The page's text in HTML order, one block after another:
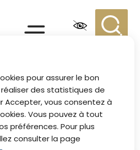
pour assurer le bon
des statistiques de
Accepter, vous consentez à
Vous pouvez à tout
préférences. Pour plus
consulter la page
principal
Consulter
le plan du
site
Menu principal
Menu